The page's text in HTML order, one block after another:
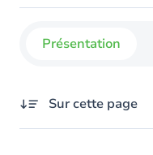
Présentation
Sur cette page